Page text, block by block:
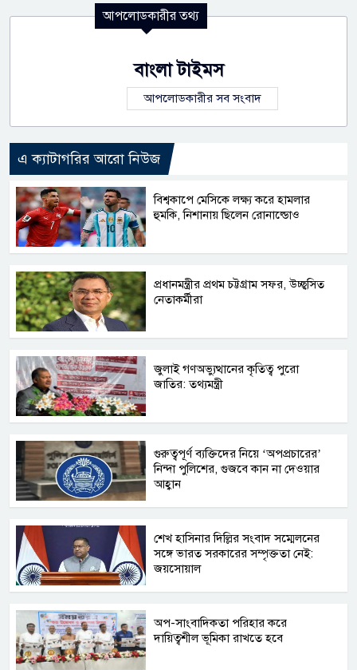
আপলোডকারীর তথ্য
বাংলা টাইমস
আপলোডকারীর সব সংবাদ
এ ক্যাটাগরির আরো নিউজ
বিশ্বকাপে মেসিকে লক্ষ্য করে হামলার
হুমকি, নিশানায় ছিলেন রোনাল্ডোও
প্রধানমন্ত্রীর প্রথম চট্টগ্রাম সফর, উচ্ছ্বসিত
নেতাকর্মীরা
জুলাই গণঅভ্যুত্থানের কৃতিত্ব পুরো
জাতির: তথ্যমন্ত্রী
গুরুত্বপূর্ণ ব্যক্তিদের নিয়ে ‘অপপ্রচারের’
নিন্দা পুলিশের, গুজবে কান না দেওয়ার
আহ্বান
শেখ হাসিনার দিল্লির সংবাদ সম্মেলনের
সঙ্গে ভারত সরকারের সম্পৃক্ততা নেই:
জয়সোয়াল
অপ-সাংবাদিকতা পরিহার করে
দায়িত্বশীল ভূমিকা রাখতে হবে